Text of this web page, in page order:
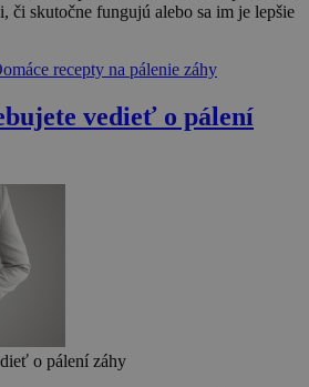
či skutočne fungujú alebo sa im je lepšie
recepty na pálenie záhy
vedieť o pálení
o pálení záhy